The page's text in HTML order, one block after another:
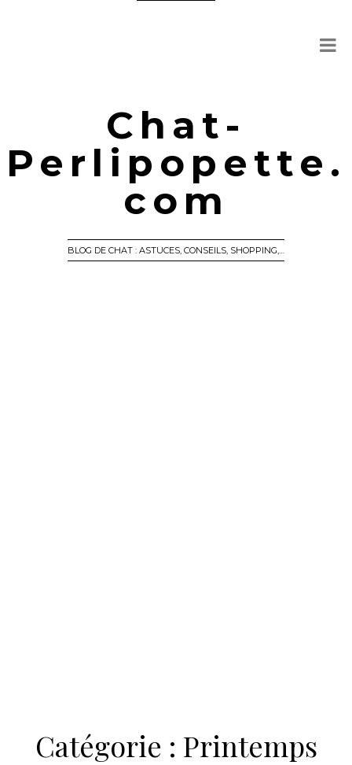
Chat-
Perlipopette.
com
BLOG DE CHAT : ASTUCES, CONSEILS, SHOPPING,…
Catégorie : Printemps